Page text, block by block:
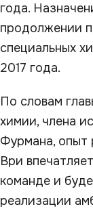
года.
продолжении
специальных
2017 года.
По словам
химии, члена
Фурмана, опыт
Ври
команде и
реализации